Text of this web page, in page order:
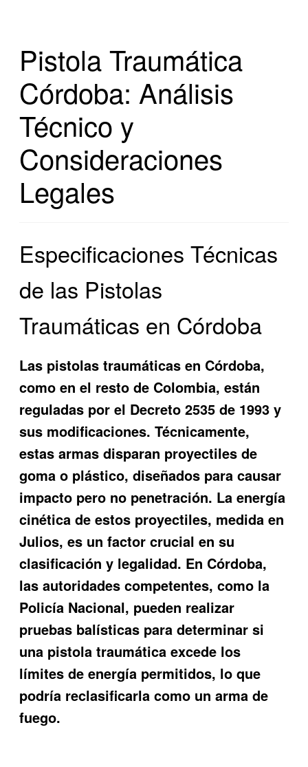
Pistola Traumática
Córdoba: Análisis
Técnico y
Consideraciones
Legales
Especificaciones Técnicas
de las Pistolas
Traumáticas en Córdoba
Las pistolas traumáticas en Córdoba,
como en el resto de Colombia, están
reguladas por el Decreto 2535 de 1993 y
sus modificaciones. Técnicamente,
estas armas disparan proyectiles de
goma o plástico, diseñados para causar
impacto pero no penetración. La energía
cinética de estos proyectiles, medida en
Julios, es un factor crucial en su
clasificación y legalidad. En Córdoba,
las autoridades competentes, como la
Policía Nacional, pueden realizar
pruebas balísticas para determinar si
una pistola traumática excede los
límites de energía permitidos, lo que
podría reclasificarla como un arma de
fuego.